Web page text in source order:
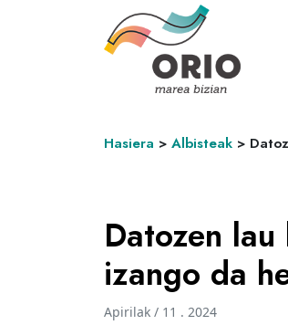
Hasiera > Albisteak >
Datozen
izango da
Apirilak / 11 . 2024